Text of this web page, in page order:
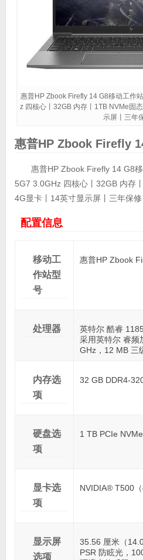
惠普HP Zbook Firefly 14 G8移动工作
z 四核心丨32GB 内存丨1TB NVMe固
示屏丨三年
惠普HP Zbook Firefly
惠普HP Zbook Firefly 14 G8
5G7 3.0GHz 四核心丨32GB 内存
4G显卡丨14英寸显示屏丨三年保修
配置信息
移动工
作站型
号
惠普HP Zbook
处理器
英特尔 酷睿
采用英特尔 睿频
GHz，12 MB 三
内存选
项
32 GB DDR4-
硬盘选
项
1 TB PCIe
显卡选
项
NVIDIA® T500（
显示屏
选项
35.56 厘米（
PSR 防眩光，